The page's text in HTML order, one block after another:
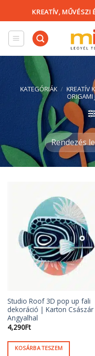
content
KREATÍV, MŰVÉSZI
KATEGÓRIÁK / KREATÍV
ORIGAMI
Studio Roof 3D pop up fali
dekoráció | Karton Császár
Angyalhal
4,290Ft
KOSÁRBA TESZEM